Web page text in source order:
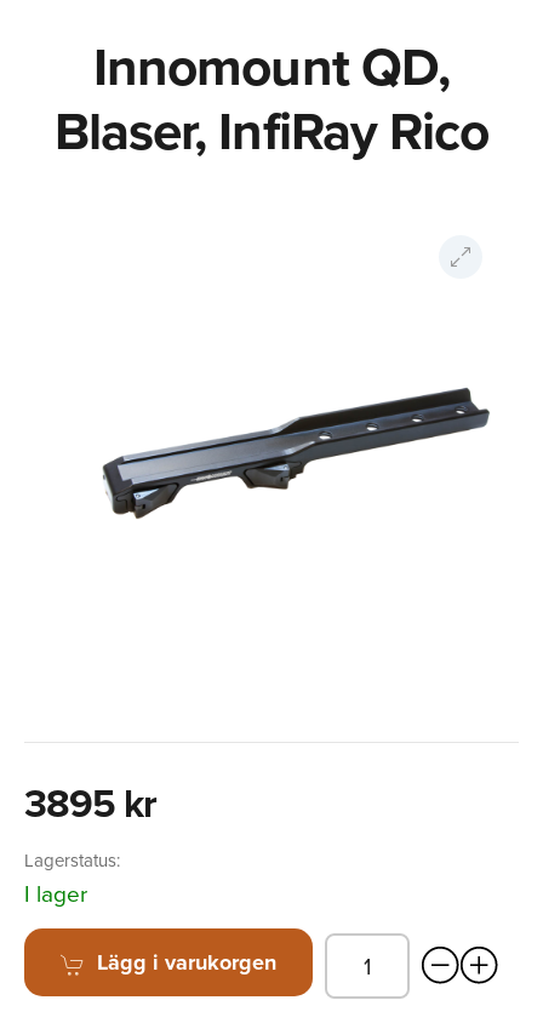
Innomount QD,
Blaser, InfiRay Rico
3895 kr
Lagerstatus:
I lager
Lägg i varukorgen